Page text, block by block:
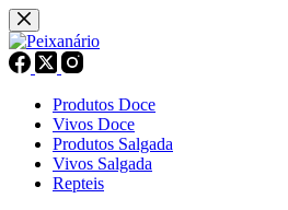
Pular
para
o
conteúdo
Produtos Doce
Vivos Doce
Produtos Salgada
Vivos Salgada
Repteis